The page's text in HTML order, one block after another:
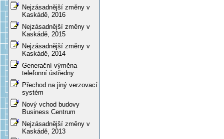
Nejzásadnější změny v
Kaskádě, 2016
Nejzásadnější změny v
Kaskádě, 2015
Nejzásadnější změny v
Kaskádě, 2014
Generační výměna
telefonní ústředny
Přechod na jiný verzovací
systém
Nový vchod budovy
Business Centrum
Nejzásadnější změny v
Kaskádě, 2013